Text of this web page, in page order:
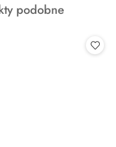
podobne